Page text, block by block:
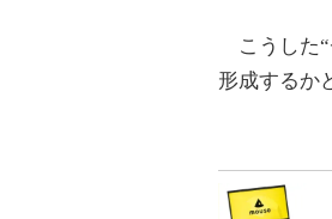
こうした“
形成するか